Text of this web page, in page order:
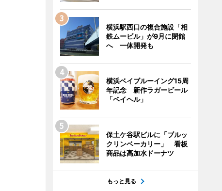
横浜駅西口の複合施設「相
鉄ムービル」が9月に閉館
へ 一体開発も
横浜ベイブルーイング15周
年記念 新作ラガービール
「ベイヘル」
保土ケ谷駅ビルに「ブルッ
クリンベーカリー」 看板
商品は高加水ドーナツ
もっと見る